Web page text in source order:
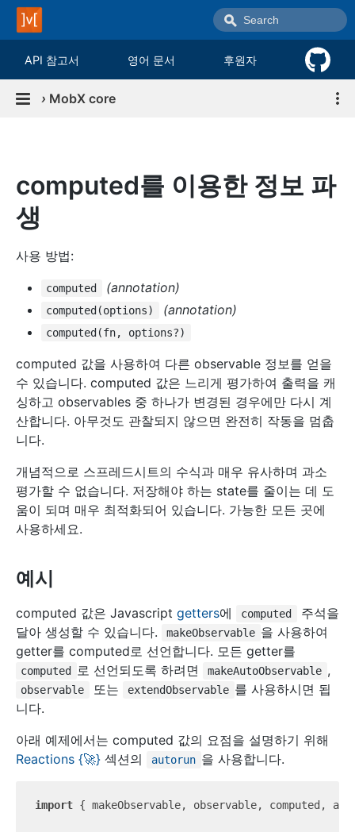
API 참고서 영어 문서 후원자
› MobX core
computed를 이용한 정보 파
생
사용 방법:
computed (annotation)
computed(options) (annotation)
computed(fn, options?)
computed 값을 사용하여 다른 observable 정보를 얻을
수 있습니다. computed 값은 느리게 평가하여 출력을 캐
싱하고 observables 중 하나가 변경된 경우에만 다시 계
산합니다. 아무것도 관찰되지 않으면 완전히 작동을 멈춥
니다.
개념적으로 스프레드시트의 수식과 매우 유사하며 과소
평가할 수 없습니다. 저장해야 하는 state를 줄이는 데 도
움이 되며 매우 최적화되어 있습니다. 가능한 모든 곳에
사용하세요.
예시
computed 값은 Javascript getters에 computed
주석을
달아 생성할 수 있습니다.
makeObservable 을 사용하여
getter를 computed로 선언합니다. 모든 getter를
computed 로 선언되도록 하려면 makeAutoObservable ,
observable 또는 extendObservable 를 사용하시면 됩
니다.
아래 예제에서는 computed 값의 요점을 설명하기 위해
Reactions {🚀} 섹션의 autorun 을 사용합니다.
import { makeObservable, observable, computed,